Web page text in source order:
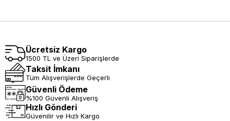
Ücretsiz Kargo
1500 TL ve Üzeri Siparişlerde
Taksit İmkanı
Tüm Alışverişlerde Geçerli
Güvenli Ödeme
%100 Güvenli Alışveriş
Hızlı Gönderi
Güvenilir ve Hızlı Kargo